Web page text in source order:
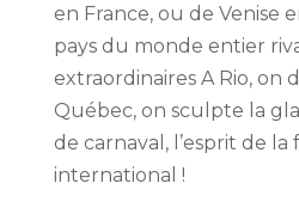
en France, ou de Venise
pays du monde entier
extraordinaires A Rio, on
Québec, on sculpte la
de carnaval, l’esprit de la
international !